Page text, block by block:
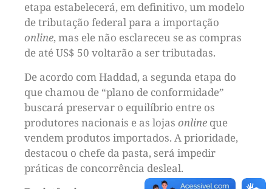
etapa estabelecerá, em definitivo, um modelo
de tributação federal para a importação
online, mas ele não esclareceu se as compras
de até US$ 50 voltarão a ser tributadas.
De acordo com Haddad, a segunda etapa do
que chamou de “plano de conformidade”
buscará preservar o equilíbrio entre os
produtores nacionais e as lojas online que
vendem produtos importados. A prioridade,
destacou o chefe da pasta, será impedir
práticas de concorrência desleal.